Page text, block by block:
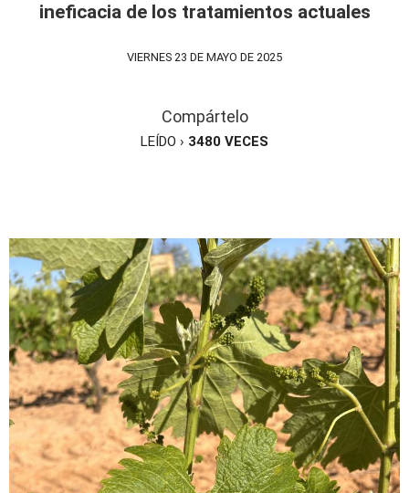
ineficacia de los tratamientos actuales
VIERNES 23 DE MAYO DE 2025
Compártelo
LEÍDO › 3480 VECES